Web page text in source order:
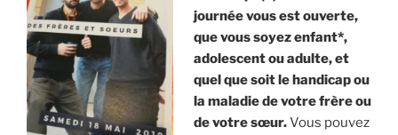
CAMSP,
hôp
de
jour) »
journée vous est ouverte,
que vous soyez enfant*,
adolescent ou adulte, et
quel que soit le handicap ou
la maladie de votre frère ou
de votre sœur.Vous pouvez